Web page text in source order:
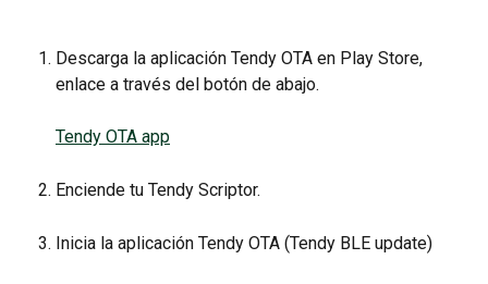
Descarga la aplicación Tendy OTA en Play Store,
enlace a través del botón de abajo.
Tendy OTA app
Enciende tu Tendy Scriptor.
Inicia la aplicación Tendy OTA (Tendy BLE update)